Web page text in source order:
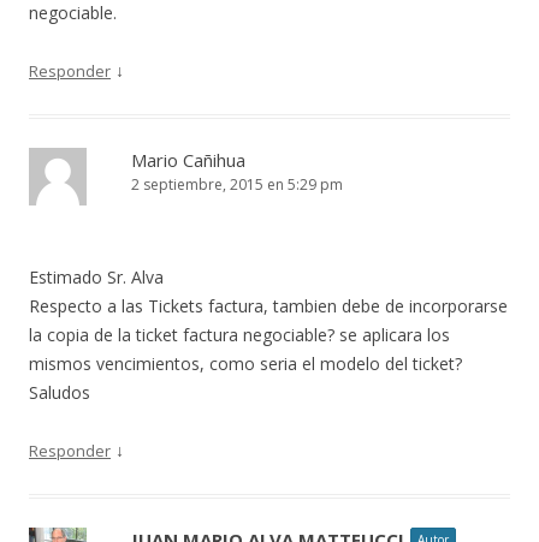
negociable.
Responder ↓
Mario Cañihua
2 septiembre, 2015 en 5:29 pm
Estimado Sr. Alva
Respecto a las Tickets factura, tambien debe de incorporarse
la copia de la ticket factura negociable? se aplicara los
mismos vencimientos, como seria el modelo del ticket?
Saludos
Responder ↓